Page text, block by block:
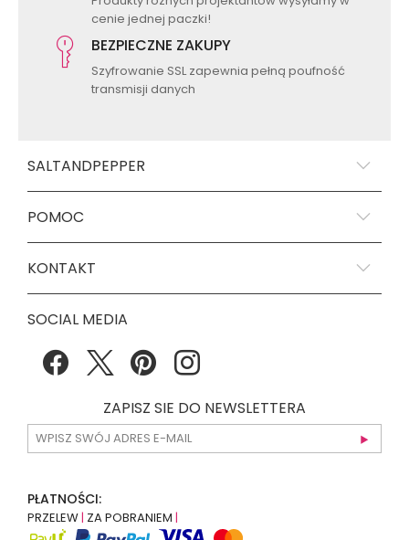
cenie jednej paczki!
BEZPIECZNE ZAKUPY
Szyfrowanie SSL zapewnia pełną poufność
transmisji danych
SALTANDPEPPER
POMOC
KONTAKT
SOCIAL MEDIA
ZAPISZ SIE DO NEWSLETTERA
PŁATNOŚCI:
PRZELEW| ZA POBRANIEM |